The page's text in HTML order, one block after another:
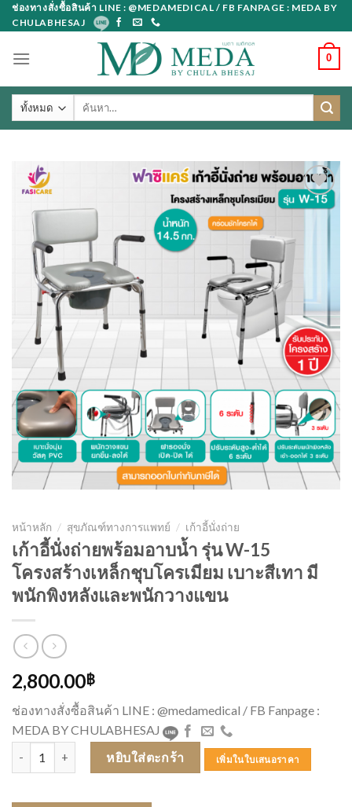
Skip
to
ช่องทางสั่งซื้อสินค้า LINE : @MEDAMEDICAL / FB FANPAGE : MEDA BY
CHULABHESAJ
0
ค้นหา:
หน้าหลัก / สุขภัณฑ์ทางการแพทย์ / เก้าอี้นั่งถ่าย
เก้าอี้นั่งถ่ายพร้อมอาบน้ำ รุ่น W-15
โครงสร้างเหล็กชุบโครเมียม เบาะสีเทา มี
พนักพิงหลังและพนักวางแขน
2,800.00฿
ช่องทางสั่งซื้อสินค้า LINE : @medamedical / FB Fanpage :
MEDA BY CHULABHESAJ
จำนวน เก้าอี้นั่งถ่ายพร้อมอาบน้ำ รุ่น W-15 โครงสร้างเหล็กชุบโครเ
หยิบใส่ตะกร้า เพิ่มในใบเสนอราคา